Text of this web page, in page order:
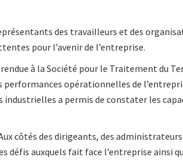
des travailleurs et des
pour l’avenir de l’entreprise.
à la Société pour le Traitement du
performances opérationnelles de
industrielles a permis de constater les
Aux côtés des dirigeants, des
défis auxquels fait face l’entreprise ainsi